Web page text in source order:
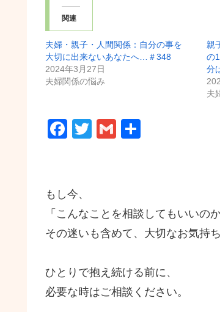
関連
夫婦・親子・人間関係：自分の事を
大切に出来ないあなたへ…＃348
2024年3月27日
夫婦関係の悩み
親
の
分
夫
F
e
b
o
o
k
T
G
もし今、
「こんなことを相談してもいいの
その迷いも含めて、大切なお気持ち
ひとりで抱え続ける前に、
必要な時はご相談ください。